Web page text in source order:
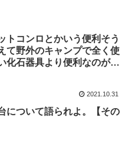
トコンロとかいう便利そう
て野外のキャンプで全く使
化石器具より便利なのがこ
2021.10.31
について語られよ。【その